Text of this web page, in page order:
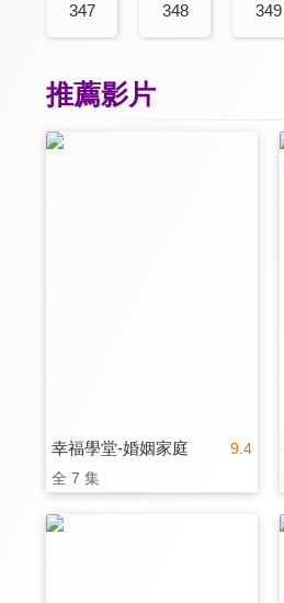
347 348 349
推薦影片
9.4
幸福學堂-婚姻家庭
全 7 集